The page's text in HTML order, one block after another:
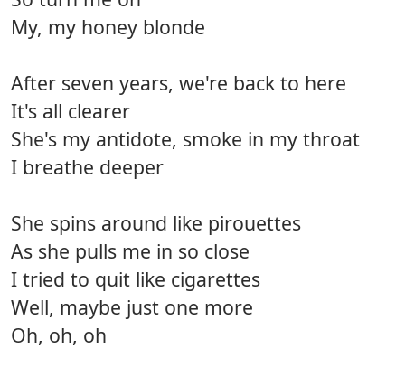
My, my honey blonde
After seven years, we're back to here
It's all clearer
She's my antidote, smoke in my throat
I breathe deeper
She spins around like pirouettes
As she pulls me in so close
I tried to quit like cigarettes
Well, maybe just one more
Oh, oh, oh